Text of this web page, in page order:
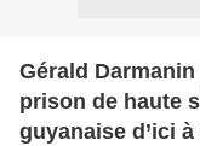
Gérald
prison de haute
guyanaise d’ici